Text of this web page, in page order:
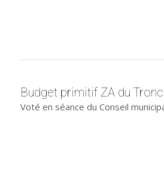
Budget primitif ZA du
Voté en séance du Conseil